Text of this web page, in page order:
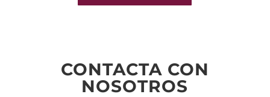
CONTACTA CON
NOSOTROS